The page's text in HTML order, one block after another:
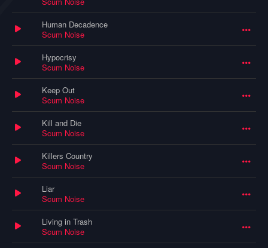
Human Decadence
Scum Noise
Hypocrisy
Scum Noise
Keep Out
Scum Noise
Kill and Die
Scum Noise
Killers Country
Scum Noise
Liar
Scum Noise
Living in Trash
Scum Noise